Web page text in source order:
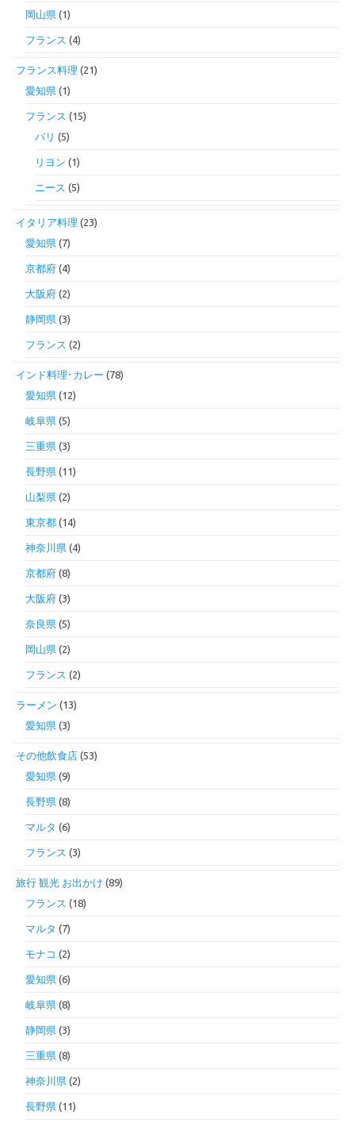
岡山県 (1)
フランス (4)
フランス料理 (21)
愛知県 (1)
フランス (15)
パリ (5)
リヨン (1)
ニース (5)
イタリア料理 (23)
愛知県 (7)
京都府 (4)
大阪府 (2)
静岡県 (3)
フランス (2)
インド料理･カレー (78)
愛知県 (12)
岐阜県 (5)
三重県 (3)
長野県 (11)
山梨県 (2)
東京都 (14)
神奈川県 (4)
京都府 (8)
大阪府 (3)
奈良県 (5)
岡山県 (2)
フランス (2)
ラーメン (13)
愛知県 (3)
その他飲食店 (53)
愛知県 (9)
長野県 (8)
マルタ (6)
フランス (3)
旅行 観光 お出かけ (89)
フランス (18)
マルタ (7)
モナコ (2)
愛知県 (6)
岐阜県 (8)
静岡県 (3)
三重県 (8)
神奈川県 (2)
長野県 (11)